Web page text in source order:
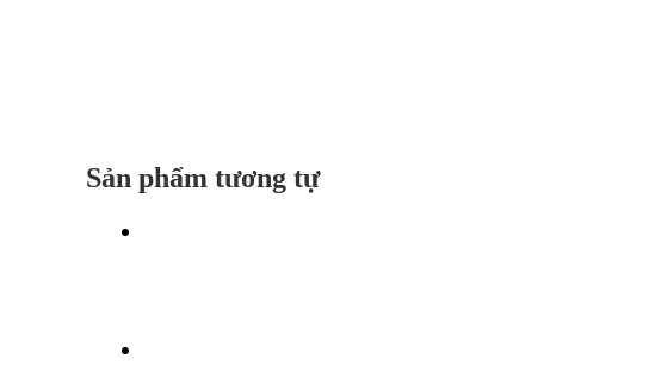
Sản phẩm tương tự